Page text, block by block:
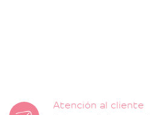
Atención al cliente